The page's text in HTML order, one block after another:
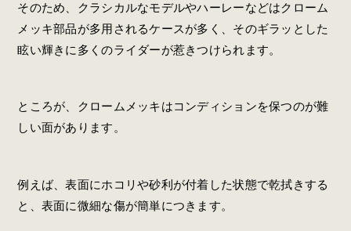
そのため、クラシカルなモデルやハーレーなどはクローム
メッキ部品が多用されるケースが多く、そのギラッとした
眩い輝きに多くのライダーが惹きつけられます。
ところが、クロームメッキはコンディションを保つのが難
しい面があります。
例えば、表面にホコリや砂利が付着した状態で乾拭きする
と、表面に微細な傷が簡単につきます。